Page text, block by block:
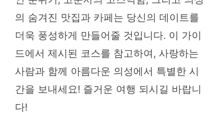
의 숨겨진 맛집과 카페는 당신의 데이트를
더욱 풍성하게 만들어줄 것입니다. 이 가이
드에서 제시된 코스를 참고하여, 사랑하는
사람과 함께 아름다운 의성에서 특별한 시
간을 보내세요! 즐거운 여행 되시길 바랍니
다!